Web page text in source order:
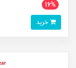
16%